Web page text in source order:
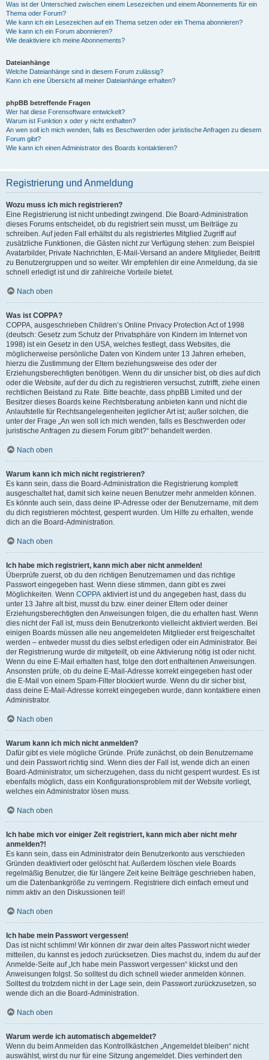
Was ist der Unterschied zwischen einem Lesezeichen und einem Abonnements für ein
Thema oder Forum?
Wie kann ich ein Lesezeichen auf ein Thema setzen oder ein Thema abonnieren?
Wie kann ich ein Forum abonnieren?
Wie deaktiviere ich meine Abonnements?
Dateianhänge
Welche Dateianhänge sind in diesem Forum zulässig?
Kann ich eine Übersicht all meiner Dateianhänge erhalten?
phpBB betreffende Fragen
Wer hat diese Forensoftware entwickelt?
Warum ist Funktion x oder y nicht enthalten?
An wen soll ich mich wenden, falls es Beschwerden oder juristische Anfragen zu diesem
Forum gibt?
Wie kann ich einen Administrator des Boards kontaktieren?
Registrierung und Anmeldung
Wozu muss ich mich registrieren?
Eine Registrierung ist nicht unbedingt zwingend. Die Board-Administration
dieses Forums entscheidet, ob du registriert sein musst, um Beiträge zu
schreiben. Auf jeden Fall erhältst du als registriertes Mitglied Zugriff auf
zusätzliche Funktionen, die Gästen nicht zur Verfügung stehen: zum Beispiel
Avatarbilder, Private Nachrichten, E-Mail-Versand an andere Mitglieder, Beitritt
zu Benutzergruppen und so weiter. Wir empfehlen dir eine Anmeldung, da sie
schnell erledigt ist und dir zahlreiche Vorteile bietet.
Nach oben
Was ist COPPA?
COPPA, ausgeschrieben Children’s Online Privacy Protection Act of 1998
(deutsch: Gesetz zum Schutz der Privatsphäre von Kindern im Internet von
1998) ist ein Gesetz in den USA, welches festlegt, dass Websites, die
möglicherweise persönliche Daten von Kindern unter 13 Jahren erheben,
hierzu die Zustimmung der Eltern beziehungsweise des oder der
Erziehungsberechtigten benötigen. Wenn du dir unsicher bist, ob dies auf dich
oder die Website, auf der du dich zu registrieren versuchst, zutrifft, ziehe einen
rechtlichen Beistand zu Rate. Bitte beachte, dass phpBB Limited und der
Besitzer dieses Boards keine Rechtsberatung anbieten kann und nicht die
Anlaufstelle für Rechtsangelegenheiten jeglicher Art ist; außer solchen, die
unter der Frage „An wen soll ich mich wenden, falls es Beschwerden oder
juristische Anfragen zu diesem Forum gibt?“ behandelt werden.
Nach oben
Warum kann ich mich nicht registrieren?
Es kann sein, dass die Board-Administration die Registrierung komplett
ausgeschaltet hat, damit sich keine neuen Benutzer mehr anmelden können.
Es könnte auch sein, dass deine IP-Adresse oder der Benutzername, mit dem
du dich registrieren möchtest, gesperrt wurden. Um Hilfe zu erhalten, wende
dich an die Board-Administration.
Nach oben
Ich habe mich registriert, kann mich aber nicht anmelden!
Überprüfe zuerst, ob du den richtigen Benutzernamen und das richtige
Passwort eingegeben hast. Wenn diese stimmen, dann gibt es zwei
Möglichkeiten. Wenn COPPA aktiviert ist und du angegeben hast, dass du
unter 13 Jahre alt bist, musst du bzw. einer deiner Eltern oder deiner
Erziehungsberechtigten den Anweisungen folgen, die du erhalten hast. Wenn
dies nicht der Fall ist, muss dein Benutzerkonto vielleicht aktiviert werden. Bei
einigen Boards müssen alle neu angemeldeten Mitglieder erst freigeschaltet
werden – entweder musst du dies selbst erledigen oder ein Administrator. Bei
der Registrierung wurde dir mitgeteilt, ob eine Aktivierung nötig ist oder nicht.
Wenn du eine E-Mail erhalten hast, folge den dort enthaltenen Anweisungen.
Ansonsten prüfe, ob du deine E-Mail-Adresse korrekt eingegeben hast oder
die E-Mail von einem Spam-Filter blockiert wurde. Wenn du dir sicher bist,
dass deine E-Mail-Adresse korrekt eingegeben wurde, dann kontaktiere einen
Administrator.
Nach oben
Warum kann ich mich nicht anmelden?
Dafür gibt es viele mögliche Gründe. Prüfe zunächst, ob dein Benutzername
und dein Passwort richtig sind. Wenn dies der Fall ist, wende dich an einen
Board-Administrator, um sicherzugehen, dass du nicht gesperrt wurdest. Es ist
ebenfalls möglich, dass ein Konfigurationsproblem mit der Website vorliegt,
welches ein Administrator lösen muss.
Nach oben
Ich habe mich vor einiger Zeit registriert, kann mich aber nicht mehr
anmelden?!
Es kann sein, dass ein Administrator dein Benutzerkonto aus verschieden
Gründen deaktiviert oder gelöscht hat. Außerdem löschen viele Boards
regelmäßig Benutzer, die für längere Zeit keine Beiträge geschrieben haben,
um die Datenbankgröße zu verringern. Registriere dich einfach erneut und
nimm aktiv an den Diskussionen teil!
Nach oben
Ich habe mein Passwort vergessen!
Das ist nicht schlimm! Wir können dir zwar dein altes Passwort nicht wieder
mitteilen, du kannst es jedoch zurücksetzen. Dies machst du, indem du auf der
Anmelde-Seite auf „Ich habe mein Passwort vergessen“ klickst und den
Anweisungen folgst. So solltest du dich schnell wieder anmelden können.
Solltest du trotzdem nicht in der Lage sein, dein Passwort zurückzusetzen, so
wende dich an die Board-Administration.
Nach oben
Warum werde ich automatisch abgemeldet?
Wenn du beim Anmelden das Kontrollkästchen „Angemeldet bleiben“ nicht
auswählst, wirst du nur für eine Sitzung angemeldet. Dies verhindert den